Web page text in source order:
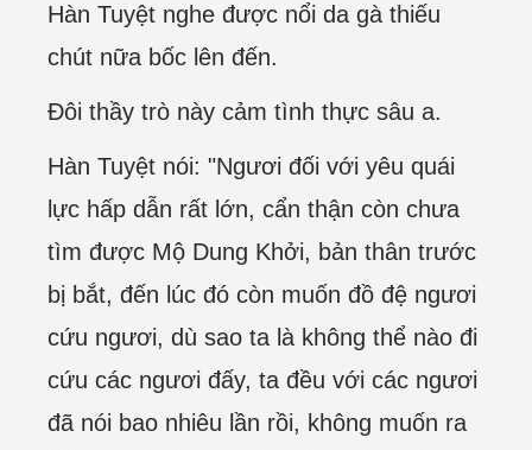
Hàn Tuyệt nghe được nổi da gà thiếu
chút nữa bốc lên đến.
Đôi thầy trò này cảm tình thực sâu a.
Hàn Tuyệt nói: "Ngươi đối với yêu quái
lực hấp dẫn rất lớn, cẩn thận còn chưa
tìm được Mộ Dung Khởi, bản thân trước
bị bắt, đến lúc đó còn muốn đồ đệ ngươi
cứu ngươi, dù sao ta là không thể nào đi
cứu các ngươi đấy, ta đều với các ngươi
đã nói bao nhiêu lần rồi, không muốn ra